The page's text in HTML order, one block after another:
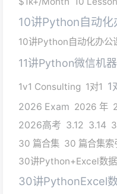
10讲Python自动化
10讲Python自动化办公
11讲Python微信机
1v1 Consulting 1对1 1
2026 Exam 2026 年
2026高考 3.12 3.14
30 篇合集 30 篇合集索
30讲Python+Excel数
30讲PythonExcel